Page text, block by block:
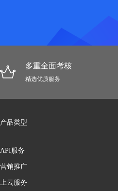
多重全面考核
精选优质服务
产品类型
API服务
营销推广
上云服务